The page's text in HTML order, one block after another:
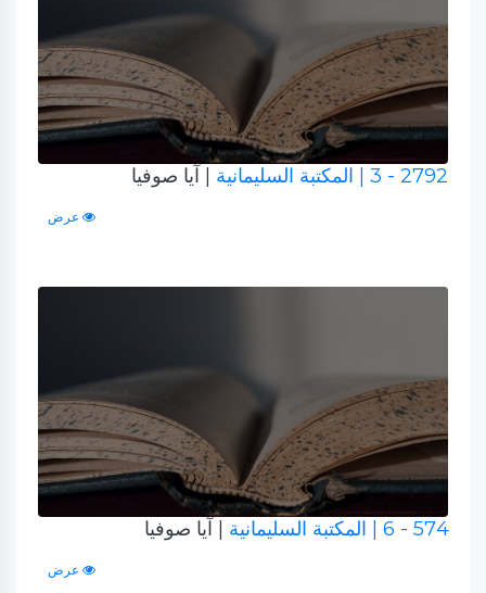
2792 - 3 | المكتبة السليمانية | آيا صوفيا
عرض
574 - 6 | المكتبة السليمانية | آيا صوفيا
عرض